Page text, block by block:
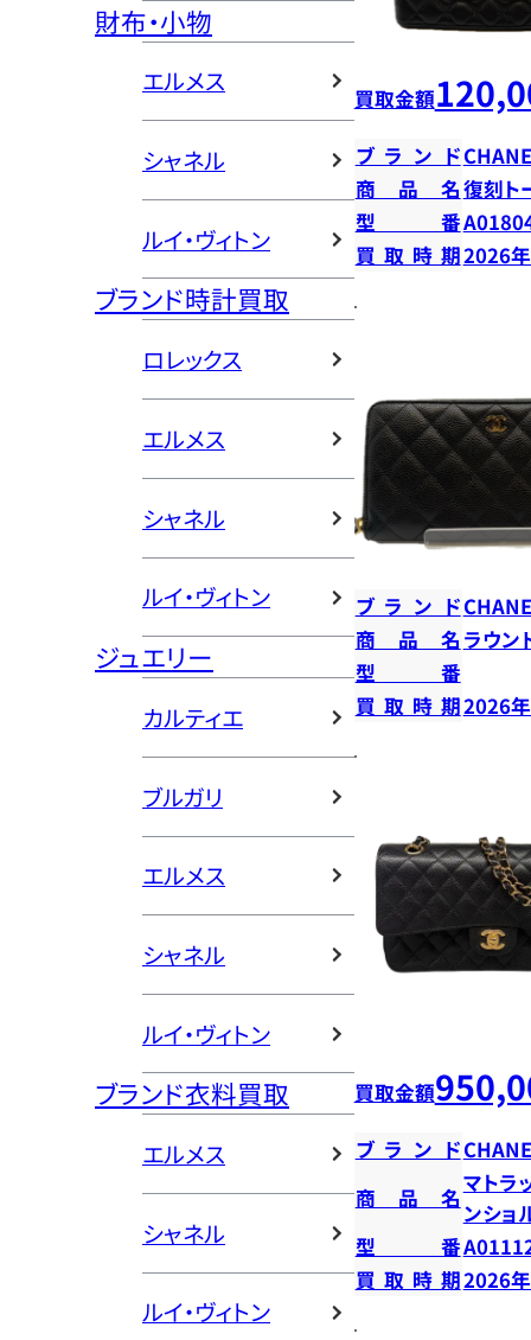
財布・小物
エルメス
シャネル
ルイ・ヴィトン
ブランド時計買取
ロレックス
エルメス
シャネル
ルイ・ヴィトン
ジュエリー
カルティエ
ブルガリ
エルメス
シャネル
ルイ・ヴィトン
ブランド衣料買取
エルメス
シャネル
ルイ・ヴィトン
買取金額
ブランド
商品名復刻ト
型番
買取時期2026
ブランド
商品名 ラウン
型番
買取時期2026
買取金額
ブランド
商品名
マトラ
ンショ
型番
買取時期2026